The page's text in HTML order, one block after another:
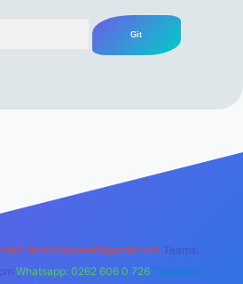
backlinkpaneli@gmail.com Teams:
Whatsapp: 0262 606 0 726 Telegram: